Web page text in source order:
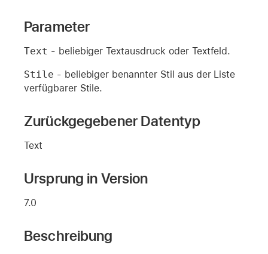
Parameter
Text - beliebiger Textausdruck oder Textfeld.
Stile - beliebiger benannter Stil aus der Liste
verfügbarer Stile.
Zurückgegebener Datentyp
Text
Ursprung in Version
7.0
Beschreibung